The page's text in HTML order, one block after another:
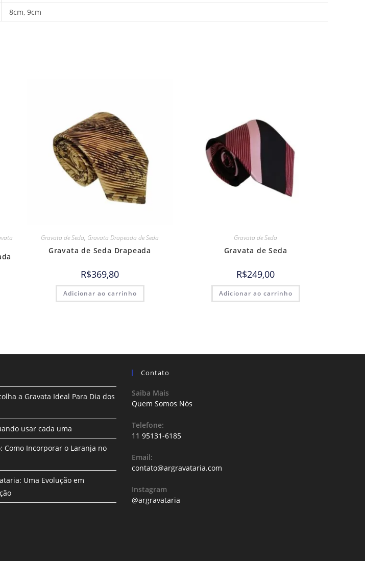
8cm, 9cm
Gravata de Seda, Gravata Drapeada de Seda
Gravata de Seda Drapeada
R$369,80
Adicionar ao carrinho
Gravata de Seda
Gravata de Seda
R$249,00
Adicionar ao carrinho
a Gravata Ideal Para Dia dos
usar cada uma
Como Incorporar o Laranja no
Uma Evolução em
Contato
Saiba Mais
Quem Somos Nós
Telefone:
11 95131-6185
Email:
contato@argravataria.com
Instagram
@argravataria